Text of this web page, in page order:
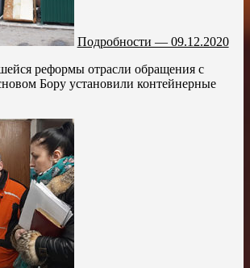
Подробности — 09.12.2020
реформы отрасли обращения с
Бору установили контейнерные